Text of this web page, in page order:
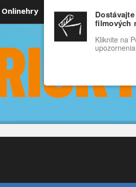
Onlinehry Rozprávky Funny
RECENZIE VIDEÁ
filmových
Kliknite na
upozornenia